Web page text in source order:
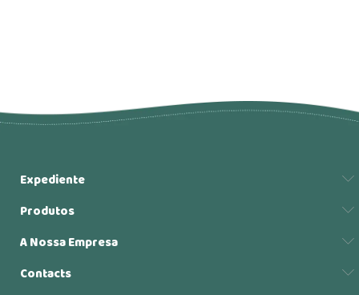
Expediente
Produtos
A Nossa Empresa
Contacts